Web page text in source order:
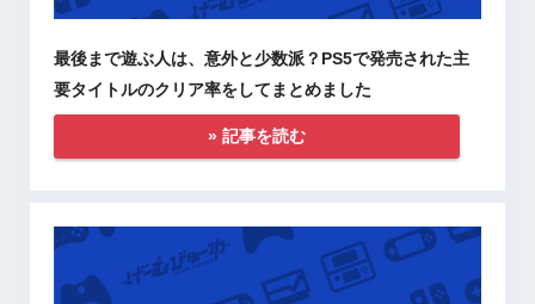
最後まで遊ぶ人は、意外と少数派？PS5で発売された主
要タイトルのクリア率をしてまとめました
» 記事を読む